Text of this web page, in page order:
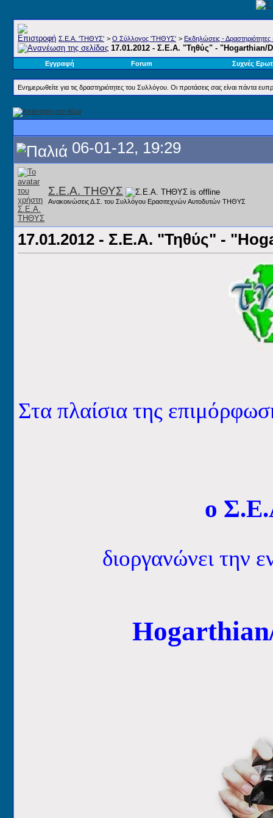
Σ.E.A. 'ΤΗΘΥΣ' > Ο Σύλλογος 'ΤΗΘΥΣ' > Εκδηλώσεις -
17.01.2012 - Σ.Ε.Α. "Τηθύς" - "Hogarthian/
Εγγραφή Forum Συχνές
Ενημερωθείτε για τις δραστηριότητες του Συλλόγου. Οι προτάσεις σας είναι πάντα
06-01-12, 19:29
Σ.Ε.Α. ΤΗΘΥΣ
Ανακοινώσεις Δ.Σ. του Συλλόγου Ερασιτεχνών Αυτοδυτών ΤΗΘΥΣ
17.01.2012 - Σ.Ε.Α. "Τηθύς" -
Στα πλαίσια της
ο
διοργανώνει την